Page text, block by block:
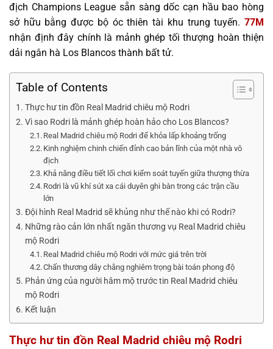
địch Champions League sẵn sàng dốc cạn hầu bao hòng
sở hữu bằng được bộ óc thiên tài khu trung tuyến. 77M
nhận định đây chính là mảnh ghép tối thượng hoàn thiện
dải ngân hà Los Blancos thành bất tử.
Table of Contents
Thực hư tin đồn Real Madrid chiêu mộ Rodri
Vì sao Rodri là mảnh ghép hoàn hảo cho Los Blancos?
Real Madrid chiêu mộ Rodri để khỏa lấp khoảng trống
Kinh nghiệm chinh chiến đỉnh cao bản lĩnh của một nhà vô
địch
Khả năng điều tiết lối chơi kiểm soát tuyến giữa thượng thừa
Rodri là vũ khí sút xa cái duyên ghi bàn trong các trận cầu
lớn
Đội hình Real Madrid sẽ khủng như thế nào khi có Rodri?
Những rào cản lớn nhất ngăn thương vụ Real Madrid chiêu
mộ Rodri
Real Madrid chiêu mộ Rodri với mức giá trên trời
Chấn thương dây chằng nghiêm trọng bài toán phong độ
Phản ứng của người hâm mộ trước tin Real Madrid chiêu
mộ Rodri
Kết luận
Thực hư tin đồn Real Madrid chiêu mộ Rodri